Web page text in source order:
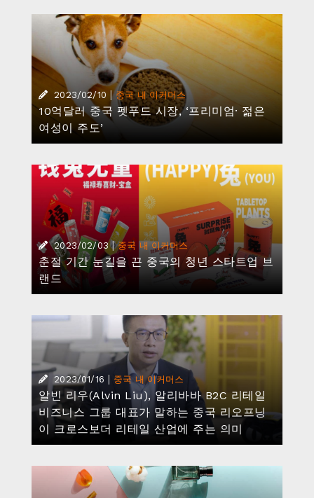
2023/02/10 | 중국 내 이커머스
10억달러 중국 펫푸드 시장, ‘프리미엄· 젊은
여성이 주도’
2023/02/03 | 중국 내 이커머스
춘절 기간 눈길을 끈 중국의 청년 스타트업 브
랜드
2023/01/16 중국 내 이커머스
알빈 리우(Alvin Liu), 알리바바 B2C 리테일
비즈니스 그룹 대표가 말하는 중국 리오프닝
이 크로스보더 리테일 산업에 주는 의미